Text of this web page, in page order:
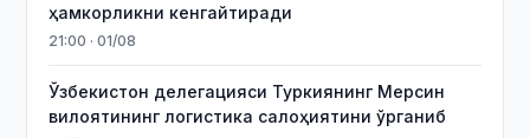
ҳамкорликни кенгайтиради
21:00 · 01/08
Ўзбекистон делегацияси Туркиянинг Мерсин
вилоятининг логистика салоҳиятини ўрганиб